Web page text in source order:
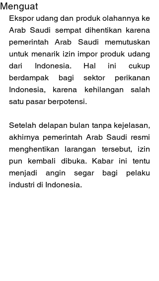
Menguat
Ekspor udang dan produk olahannya ke
Arab Saudi sempat dihentikan karena
pemerintah Arab Saudi memutuskan
untuk menarik izin impor produk udang
dari Indonesia. Hal ini cukup
berdampak bagi sektor perikanan
Indonesia, karena kehilangan salah
satu pasar berpotensi.
Setelah delapan bulan tanpa kejelasan,
akhirnya pemerintah Arab Saudi resmi
menghentikan larangan tersebut, izin
pun kembali dibuka. Kabar ini tentu
menjadi angin segar bagi pelaku
industri di Indonesia.